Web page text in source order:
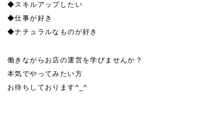
◆スキルアップしたい
◆仕事が好き
◆ナチュラルなものが好き
働きながらお店の運営を学びませんか？
本気でやってみたい方
お待ちしております^_^